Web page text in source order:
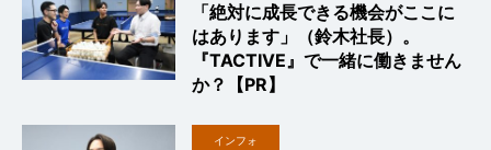
「絶対に成長できる機会がここに
はあります」（鈴木社長）。
『TACTIVE』で一緒に働きません
か？【PR】
インフォ